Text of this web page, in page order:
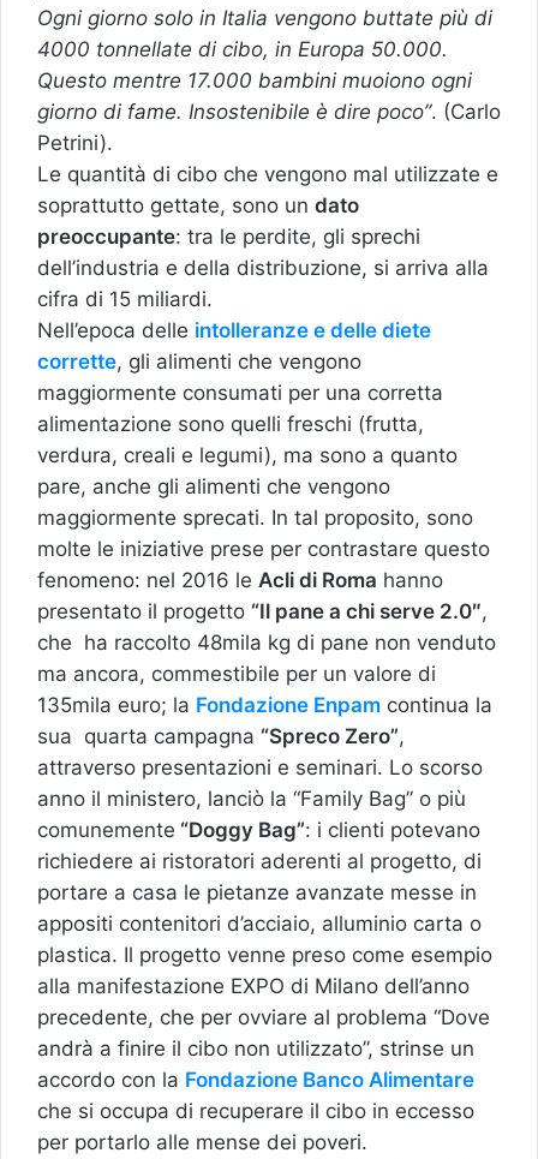
Ogni giorno solo in Italia vengono buttate più di
4000 tonnellate di cibo, in Europa 50.000.
Questo mentre 17.000 bambini muoiono ogni
giorno di fame. Insostenibile è dire poco”. (Carlo
Petrini).
Le quantità di cibo che vengono mal utilizzate e
soprattutto gettate, sono un dato
preoccupante: tra le perdite, gli sprechi
dell’industria e della distribuzione, si arriva alla
cifra di 15 miliardi.
Nell’epoca delle intolleranze e delle diete
corrette, gli alimenti che vengono
maggiormente consumati per una corretta
alimentazione sono quelli freschi (frutta,
verdura, creali e legumi), ma sono a quanto
pare, anche gli alimenti che vengono
maggiormente sprecati. In tal proposito, sono
molte le iniziative prese per contrastare questo
fenomeno: nel 2016 le Acli di Roma hanno
presentato il progetto “Il pane a chi serve 2.0″,
che ha raccolto 48mila kg di pane non venduto
ma ancora, commestibile per un valore di
135mila euro; la Fondazione Enpam continua la
sua quarta campagna “Spreco Zero”,
attraverso presentazioni e seminari. Lo scorso
anno il ministero, lanciò la “Family Bag” o più
comunemente “Doggy Bag”: i clienti potevano
richiedere ai ristoratori aderenti al progetto, di
portare a casa le pietanze avanzate messe in
appositi contenitori d’acciaio, alluminio carta o
plastica. Il progetto venne preso come esempio
alla manifestazione EXPO di Milano dell’anno
precedente, che per ovviare al problema “Dove
andrà a finire il cibo non utilizzato”, strinse un
accordo con la Fondazione Banco Alimentare
che si occupa di recuperare il cibo in eccesso
per portarlo alle mense dei poveri.